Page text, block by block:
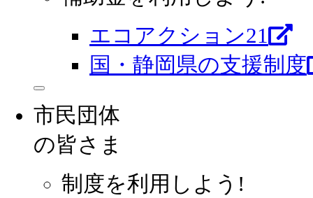
エコアクション21
国・静岡県の支援制度
市民団体
の皆さま
制度を利用しよう!